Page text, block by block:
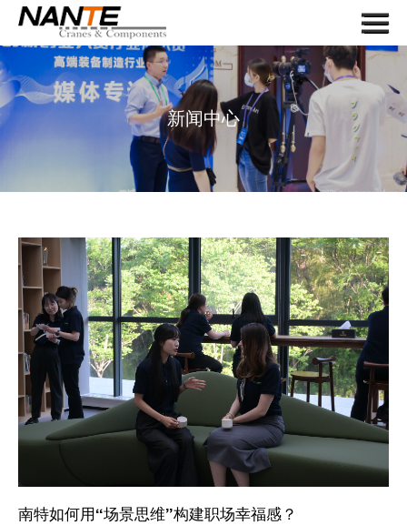
首页
关于我们
起重机
起重机组件
服务
新闻
联系我们
搜索
语言
新闻中心
南特如何用“场景思维”构建职场幸福感？